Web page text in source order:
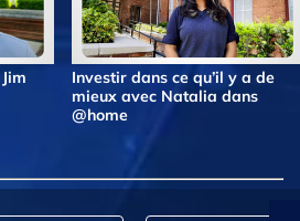
Investir dans ce qu’il y a de
mieux avec Natalia dans
@home